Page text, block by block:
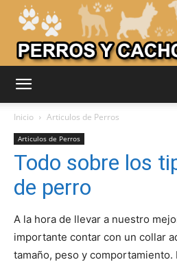
–
Inicio Articulos de Perros
Articulos de Perros
Todo sobre los
de perro
A la hora de llevar a nuestro
importante contar con un collar
tamaño, peso y comportamiento.